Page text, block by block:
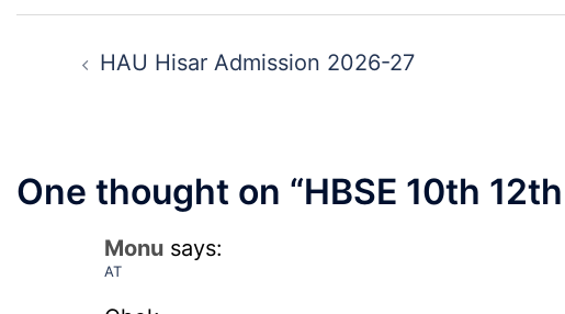
Key,
Candidate
Canteen
Attendant
Recruitment
Post
navigation
HAU Hisar Admission 2026-27
One thought on “HBSE 10th
Monu says:
AT